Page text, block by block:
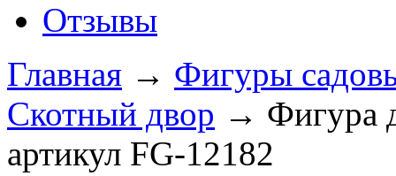
Отзывы
Главная → Фигуры
Скотный двор → Фигура
артикул FG-12182